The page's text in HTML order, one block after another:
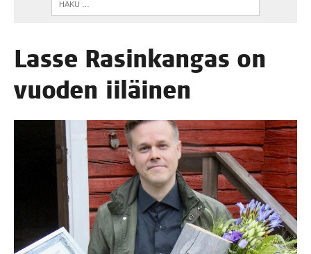
Las­se Rasin­kan­gas on
vuo­den iiläinen